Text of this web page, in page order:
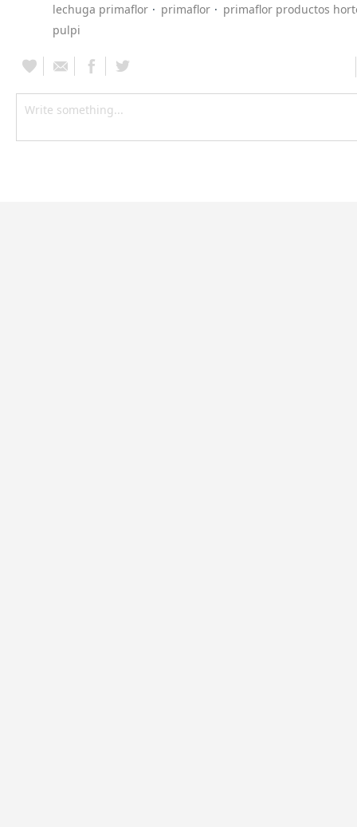
lechuga primaflor
primaflor
primaflor productos
pulpi